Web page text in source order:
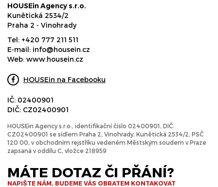
HOUSEin Agency s.r.o.
Kunětická 2534/2
Praha 2 - Vinohrady
Tel: +420 777 211 511
E-mail: info@housein.cz
Web: www.housein.cz
HOUSEin na Facebooku
IČ: 02400901
DIČ: CZ02400901
HOUSEin Agency s.r.o., identifikační číslo 02400901, DIČ:
CZ02400901 se sídlem Praha 2, Vinohrady, Kunětická 2534/2, PSČ
120 00, v obchodním rejstříku vedeném Městským soudem v Praze
zapsaná v oddílu C, vložce 218959
MÁTE DOTAZ ČI PŘÁNÍ?
NAPIŠTE NÁM, BUDEME VÁS OBRATEM KONTAKOVAT